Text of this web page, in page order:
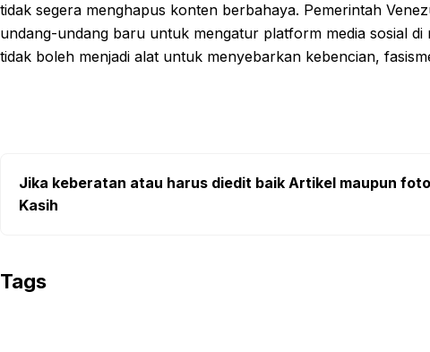
tidak segera menghapus konten berbahaya. Pemerintah
undang-undang baru untuk mengatur platform media sosial
tidak boleh menjadi alat untuk menyebarkan kebencian,
Jika keberatan atau harus diedit baik Artikel maupun
Kasih
Tags